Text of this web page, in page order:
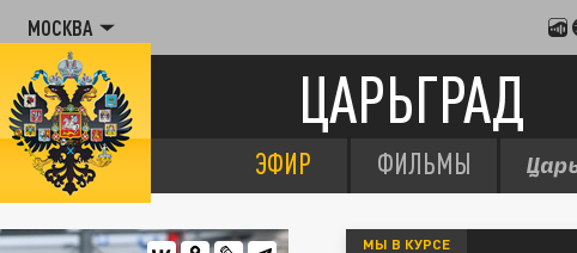
МОСКВА
ЦАРЬГРАД
ЭФИР ФИЛЬМЫ
МЫ В КУРСЕ